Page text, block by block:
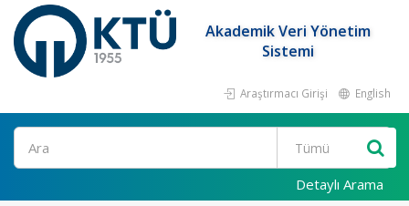
Akademik Veri Yönetim
Sistemi
Araştırmacı Girişi English
Ara
Detaylı Arama